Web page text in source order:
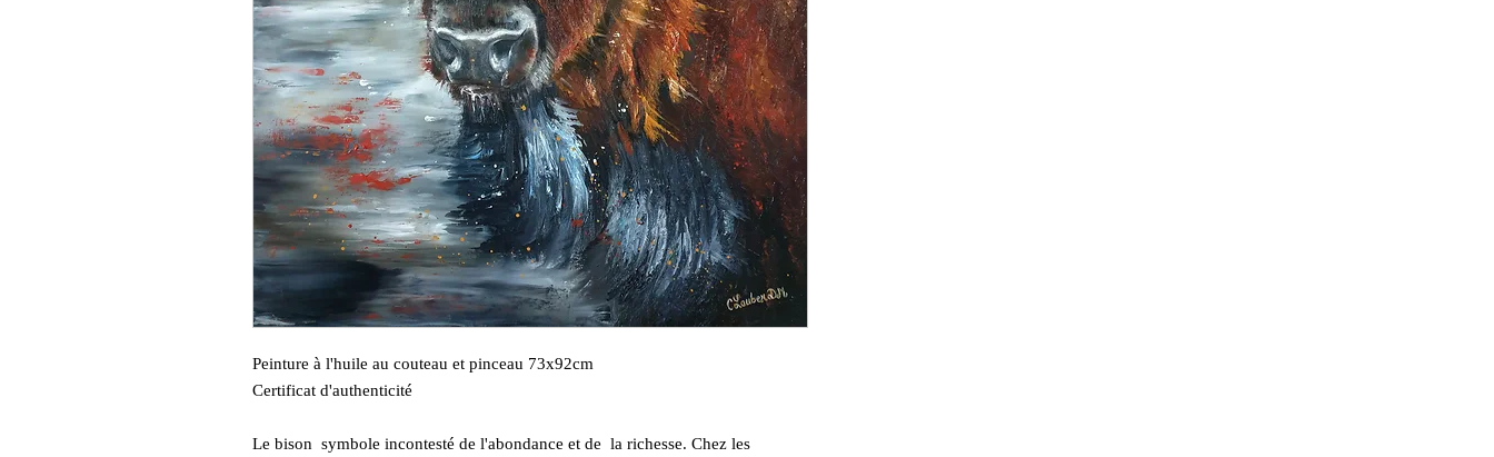
Peinture à l'huile au couteau et pinceau 73x92cm
Certificat d'authenticité
Le bison symbole incontesté de l'abondance et de la richesse. Chez les